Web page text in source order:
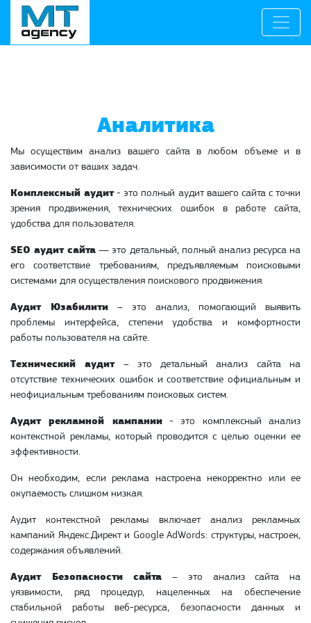
Аналитика
Мы осуществим анализ вашего сайта в любом объеме и в
зависимости от ваших задач.
Комплексный аудит- это полный аудит вашего сайта с точки
зрения продвижения, технических ошибок в работе сайта,
удобства для пользователя.
SEO аудит сайта — это детальный, полный анализ ресурса на
его соответствие требованиям, предъявляемым поисковыми
системами для осуществления поискового продвижения.
Аудит Юзабилити – это анализ, помогающий выявить
проблемы интерфейса, степени удобства и комфортности
работы пользователя на сайте.
Технический аудит– это детальный анализ сайта на
отсутствие технических ошибок и соответствие официальным и
неофициальным требованиям поисковых систем.
Аудит рекламной кампании- это комплексный анализ
контекстной рекламы, который проводится с целью оценки ее
эффективности.
Он необходим, если реклама настроена некорректно или ее
окупаемость слишком низкая.
Аудит контекстной рекламы включает анализ рекламных
кампаний Яндекс.Директ и Google AdWords: структуры, настроек,
содержания объявлений.
Аудит Безопасности сайта – это анализ сайта на
уязвимости, ряд процедур, нацеленных на обеспечение
стабильной работы веб-ресурса, безопасности данных и